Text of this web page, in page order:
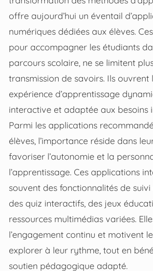
offre aujourd’hui un éventail
numériques dédiées aux élèves.
pour accompagner les étudiants
parcours scolaire, ne se limitent
transmission de savoirs. Ils ouvrent
expérience d’apprentissage
interactive et adaptée aux besoins
Parmi les applications
élèves, l’importance réside dans
favoriser l’autonomie et la
l’apprentissage. Ces applications
souvent des fonctionnalités de suivi
des quiz interactifs, des jeux
ressources multimédias variées.
l’engagement continu et motivent
explorer à leur rythme, tout en
soutien pédagogique adapté.